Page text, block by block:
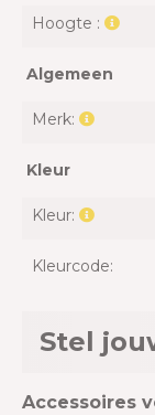
Hoogte :
Algemeen
Merk:
Kleur
Kleur:
Kleurcode:
Stel
Accessoires